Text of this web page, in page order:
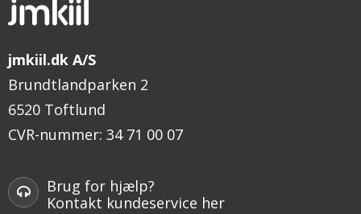
jmkiil.dk A/S
Brundtlandparken 2
6520 Toftlund
CVR-nummer: 34 71 00 07
Brug for hjælp?
Kontakt kundeservice her